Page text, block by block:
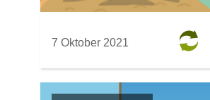
7 Oktober 2021